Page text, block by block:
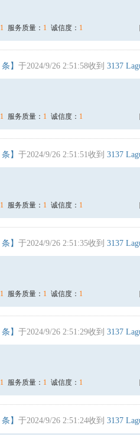
1 服务质量： 1 诚信度： 1
条】 于2024/9/26 2:51:58收到 3137
1 服务质量： 1 诚信度： 1
条】 于2024/9/26 2:51:51收到 3137
1 服务质量： 1 诚信度： 1
条】 于2024/9/26 2:51:35收到 3137
1 服务质量： 1 诚信度： 1
条】 于2024/9/26 2:51:29收到 3137
1 服务质量： 1 诚信度： 1
条】 于2024/9/26 2:51:24收到 3137